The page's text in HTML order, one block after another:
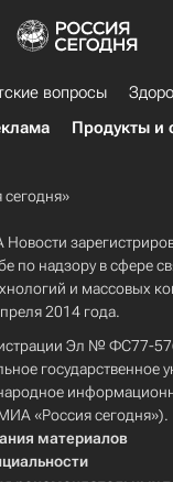
вопросы
Продукты и
Новости
по надзору в сфере
и массовых
2014 года.
Эл № ФС77-
государственное
«Россия сегодня»).
материалов